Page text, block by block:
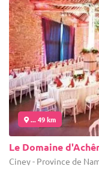
... 49 km
Le Domaine
Ciney - Province de